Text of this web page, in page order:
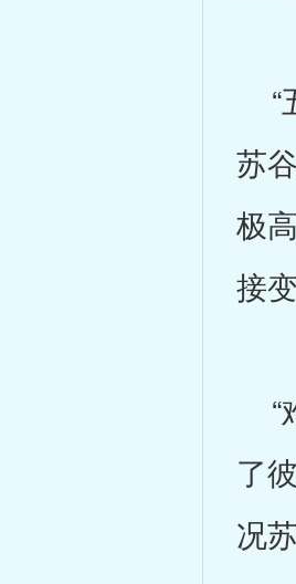
“
苏
极
接
“
了
况